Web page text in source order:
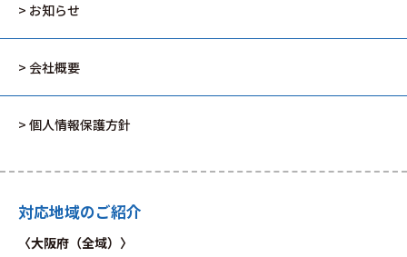
> お知らせ
> 会社概要
> 個人情報保護方針
対応地域のご紹介
〈大阪府（全域）〉